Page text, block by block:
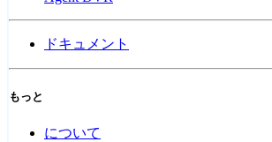
ドキュメント
もっと
について